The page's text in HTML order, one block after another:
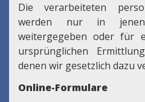
Die verarbeiteten
werden nur in
weitergegeben oder für
ursprünglichen
denen wir gesetzlich dazu
Online-Formulare